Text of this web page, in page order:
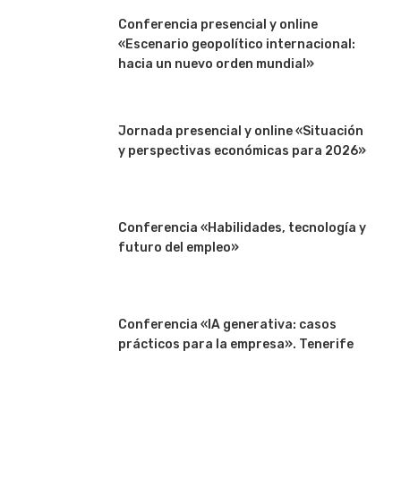
Conferencia presencial y online
«Escenario geopolítico internacional:
hacia un nuevo orden mundial»
Jornada presencial y online «Situación
y perspectivas económicas para 2026»
Conferencia «Habilidades, tecnología y
futuro del empleo»
Conferencia «IA generativa: casos
prácticos para la empresa». Tenerife